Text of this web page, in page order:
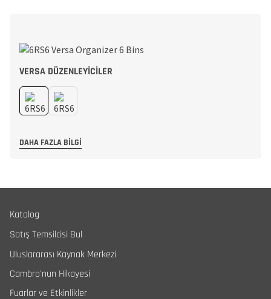
VERSA DÜZENLEYICILER
DAHA FAZLA BILGI
Katalog
Satış Temsilcisi Bul
Uluslararası Kaynak Merkezi
Cambro'nun Hikayesi
Fuarlar ve Etkinlikler